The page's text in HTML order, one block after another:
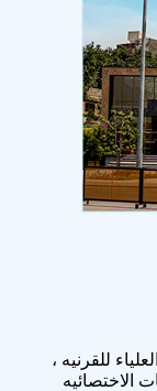
للقرنيه ،
الاختصائيه